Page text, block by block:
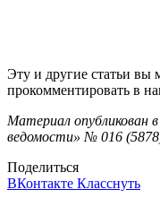
Эту и другие статьи вы
прокомментировать в
Материал опубликован
ведомости» № 016
Поделиться
ВКонтакте Класснуть